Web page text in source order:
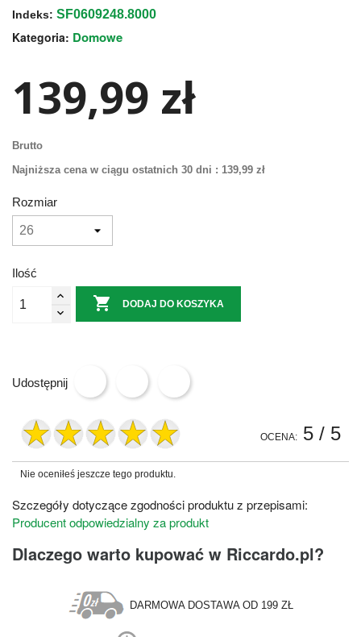
Indeks: SF0609248.8000
Kategoria: Domowe
139,99 zł
Brutto
Najniższa cena w ciągu ostatnich 30 dni : 139,99 zł
Rozmiar
Ilość
 DODAJ DO KOSZYKA
Udostępnij
OCENA: 5 / 5
Nie oceniłeś jeszcze tego produktu.
Szczegóły dotyczące zgodności produktu z przepisami:
Producent odpowiedzialny za produkt
Dlaczego warto kupować w Riccardo.pl?
DARMOWA DOSTAWA OD 199 ZŁ